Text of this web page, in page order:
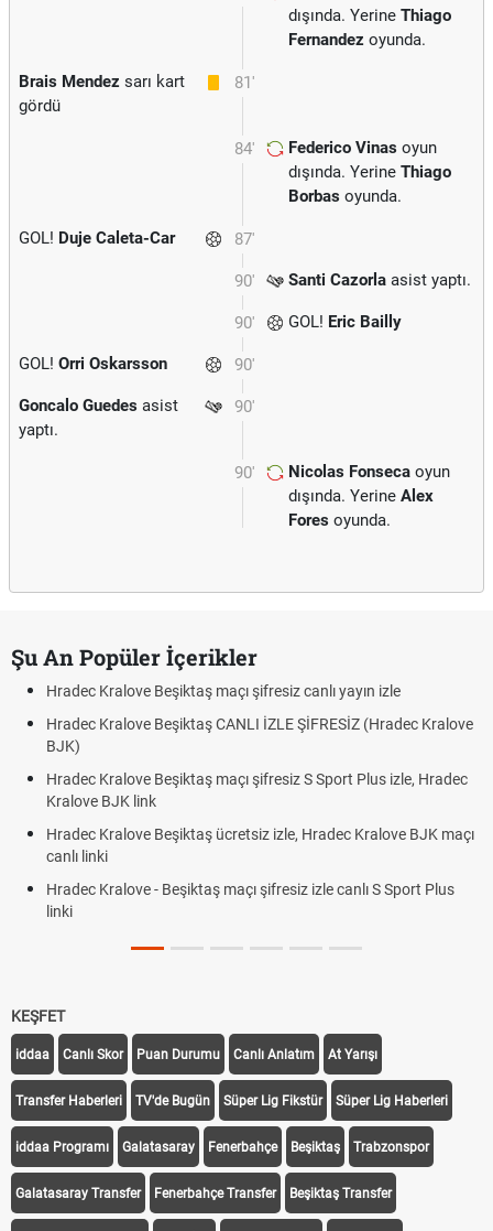
dışında. Yerine Thiago
Fernandez oyunda.
81'
Brais Mendez sarı kart
gördü
84' Federico Vinas oyun
dışında. Yerine Thiago
Borbas oyunda.
87'
GOL! Duje Caleta-Car
90' Santi Cazorla asist yaptı.
90' GOL! Eric Bailly
90'
GOL! Orri Oskarsson
90'
Goncalo Guedes asist
yaptı.
90' Nicolas Fonseca oyun
dışında. Yerine Alex
Fores oyunda.
Şu An Popüler İçerikler
Hradec Kralove Beşiktaş maçı şifresiz canlı yayın izle
Hradec Kralove Beşiktaş CANLI İZLE ŞİFRESİZ (Hradec Kralove
BJK)
Hradec Kralove Beşiktaş maçı şifresiz S Sport Plus izle, Hradec
Kralove BJK link
Hradec Kralove Beşiktaş ücretsiz izle, Hradec Kralove BJK maçı
canlı linki
Hradec Kralove - Beşiktaş maçı şifresiz izle canlı S Sport Plus
linki
KEŞFET
iddaa Canlı Skor Puan Durumu Canlı Anlatım At Yarışı
Transfer Haberleri TV'de Bugün Süper Lig Fikstür Süper Lig Haberleri
iddaa Programı Galatasaray Fenerbahçe Beşiktaş Trabzonspor
Galatasaray Transfer Fenerbahçe Transfer Beşiktaş Transfer